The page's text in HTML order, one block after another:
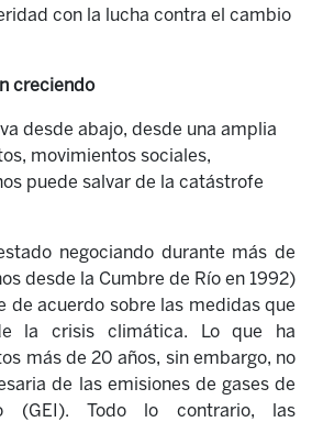
con la lucha contra el cambio
creciendo
desde abajo, desde una amplia
movimientos sociales,
puede salvar de la catástrofe
negociando durante más de
desde la Cumbre de Río en 1992)
de acuerdo sobre las medidas que
la crisis climática. Lo que ha
más de 20 años, sin embargo, no
de las emisiones de gases de
(GEI). Todo lo contrario, las